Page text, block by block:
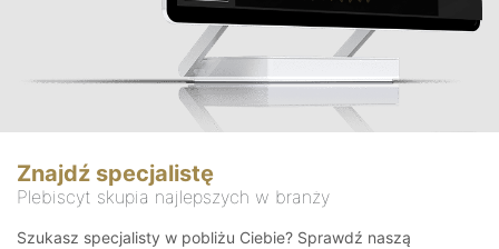
Znajdź specjalistę
Plebiscyt skupia najlepszych w branży
Szukasz specjalisty w pobliżu Ciebie? Sprawdź naszą